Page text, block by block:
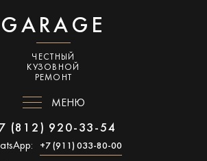
GARAGE
ЧЕСТНЫЙ
КУЗОВНОЙ
РЕМОНТ
МЕНЮ
(812) 920-33-54
+7 (911) 033-80-00